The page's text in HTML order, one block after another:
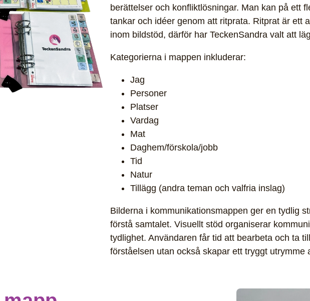
berättelser och konfliktlösningar. Man kan på ett
tankar och idéer genom att ritprata. Ritprat är ett
inom bildstöd, därför har TeckenSandra valt att
Kategorierna i mappen inkluderar:
Jag
Personer
Platser
Vardag
Mat
Daghem/förskola/jobb
Tid
Natur
Tillägg (andra teman och valfria inslag)
Bilderna i kommunikationsmappen ger en tydlig
förstå samtalet. Visuellt stöd organiserar
tydlighet. Användaren får tid att bearbeta och ta
förståelsen utan också skapar ett tryggt utrymme